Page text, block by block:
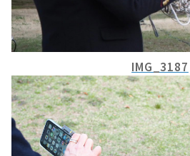
IMG_3187